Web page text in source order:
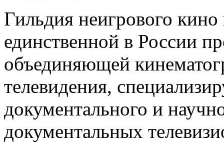
Гильдия неигрового кино
единственной в России
объединяющей
телевидения,
документального и
документальных